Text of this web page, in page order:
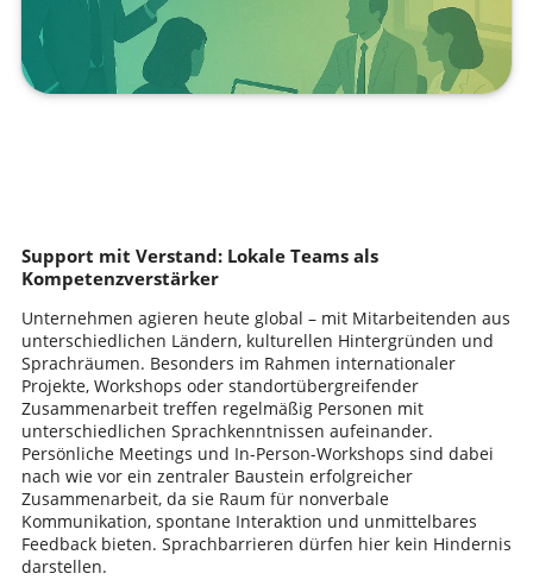
Support mit Verstand: Lokale Teams als
Kompetenzverstärker
Unternehmen agieren heute global – mit Mitarbeitenden aus
unterschiedlichen Ländern, kulturellen Hintergründen und
Sprachräumen. Besonders im Rahmen internationaler
Projekte, Workshops oder standortübergreifender
Zusammenarbeit treffen regelmäßig Personen mit
unterschiedlichen Sprachkenntnissen aufeinander.
Persönliche Meetings und In-Person-Workshops sind dabei
nach wie vor ein zentraler Baustein erfolgreicher
Zusammenarbeit, da sie Raum für nonverbale
Kommunikation, spontane Interaktion und unmittelbares
Feedback bieten. Sprachbarrieren dürfen hier kein Hindernis
darstellen.